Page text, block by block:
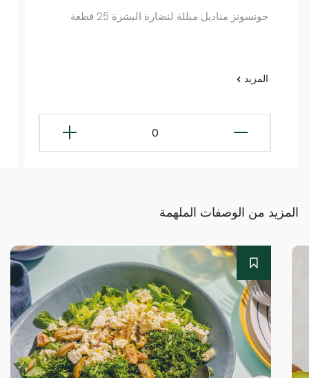
جونسونز مناديل مبللة لنضارة البشرة 25 قطعة
المزيد
0
المزيد من الوصفات الملهمة